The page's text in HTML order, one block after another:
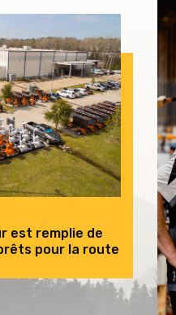
est remplie de
pour la route